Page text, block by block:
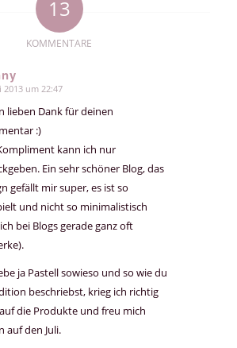
13
KOMMENTARE
2013 um 22:47
lieben Dank für deinen
:)
kann ich nur
Ein sehr schöner Blog, das
gefällt mir super, es ist so
und nicht so minimalistisch
bei Blogs gerade ganz oft
ja Pastell sowieso und so wie du
beschriebst, krieg ich richtig
die Produkte und freu mich
auf den Juli.